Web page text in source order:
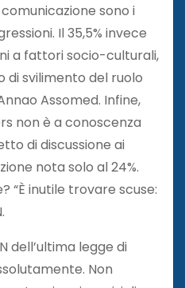
sono i
Il 35,5% invece
a fattori socio-culturali,
di svilimento del ruolo
Assomed. Infine,
non è a conoscenza
di discussione ai
nota solo al 24%.
“È inutile trovare scuse:
dell’ultima legge di
Non